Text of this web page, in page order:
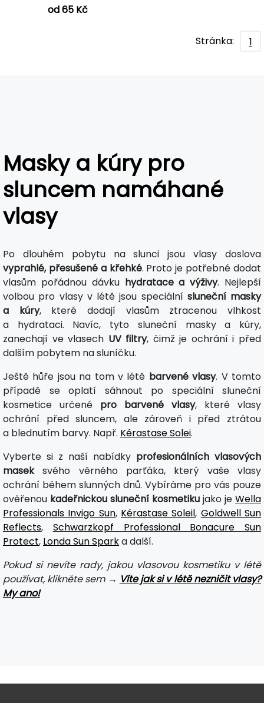
od 65 Kč
Stránka: 1
Masky a kúry pro
sluncem namáhané
vlasy
Po dlouhém pobytu na slunci jsou vlasy doslova
vyprahlé, přesušené a křehké. Proto je potřebné dodat
vlasům pořádnou dávku hydratace a výživy. Nejlepší
volbou pro vlasy v létě jsou speciální sluneční masky
a kúry, které dodají vlasům ztracenou vlhkost
a hydrataci. Navíc, tyto sluneční masky a kúry,
zanechají ve vlasech UV filtry, čimž je ochrání i před
dalším pobytem na sluníčku.
Ještě hůře jsou na tom v létě barvené vlasy. V tomto
případě se oplatí sáhnout po speciální sluneční
kosmetice určené pro barvené vlasy, které vlasy
ochrání před sluncem, ale zároveň i před ztrátou
a blednutím barvy. Např. Kérastase Solei.
Vyberte si z naší nabídky profesionálních vlasových
maseksvého věrného parťáka, který vaše vlasy
ochrání během slunných dnů. Vybíráme pro vás pouze
ověřenou kadeřnickou sluneční kosmetiku jako je Wella
Professionals Invigo Sun, Kérastase Soleil, Goldwell Sun
Reflects, Schwarzkopf Professional Bonacure Sun
Protect, Londa Sun Sparka další.
Pokud si nevíte rady, jakou vlasovou kosmetiku v létě
používat, klikněte sem → Víte jak si v létě nezničit vlasy?
My ano!